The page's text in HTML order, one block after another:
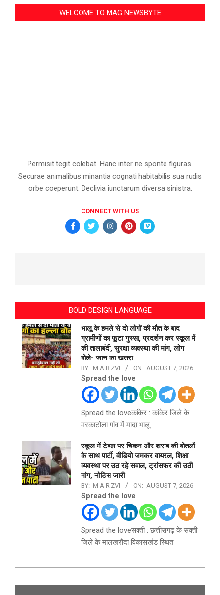
WELCOME TO MAG NEWSBYTE
Permisit tegit colebat. Hanc inter ne sponte figuras.
Securae animalibus minantia cognati habitabilis sua rudis
orbe coeperunt. Declivia iunctarum diversa sinistra.
CONNECT WITH US
BOLD DESIGN LANGUAGE
भालू के हमले से दो लोगों की मौत के बाद
ग्रामीणों का फूटा गुस्सा, प्रदर्शन कर स्कूल में
की तालाबंदी, सुरक्षा व्यवस्था की मांग, लोग
बोले- जान का खतरा
BY: M A RIZVI ON: AUGUST 7, 2026
Spread the love
Spread the loveकांकेर : कांकेर जिले के
मरकाटोला गांव में मादा भालू
स्कूल में टेबल पर चिकन और शराब की बोतलों
के साथ पार्टी, वीडियो जमकर वायरल, शिक्षा
व्यवस्था पर उठ रहे सवाल, ट्रांसफर की उठी
मांग, नोटिस जारी
BY: M A RIZVI ON: AUGUST 7, 2026
Spread the love
Spread the loveसक्ती : छत्तीसगढ़ के सक्ती
जिले के मालखरौदा विकासखंड स्थित